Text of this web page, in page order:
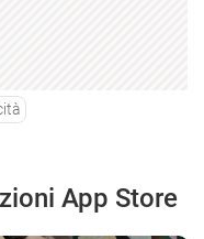
App Store